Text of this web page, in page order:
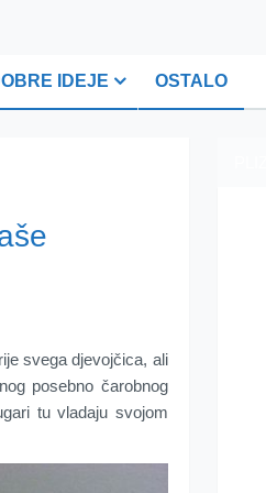
IDEJE OSTALO
svega djevojčica, ali
posebno čarobnog
tu vladaju svojom